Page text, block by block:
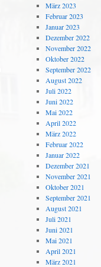
März 2023
Februar 2023
Januar 2023
Dezember 2022
November 2022
Oktober 2022
September 2022
August 2022
Juli 2022
Juni 2022
Mai 2022
April 2022
März 2022
Februar 2022
Januar 2022
Dezember 2021
November 2021
Oktober 2021
September 2021
August 2021
Juli 2021
Juni 2021
Mai 2021
April 2021
März 2021